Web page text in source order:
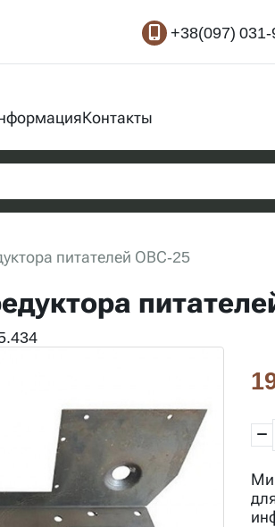
+38(097) 031-
Контакты
питателей ОВС-25